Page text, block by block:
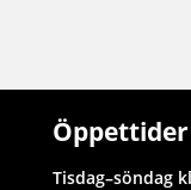
Öppettider
Tisdag–söndag